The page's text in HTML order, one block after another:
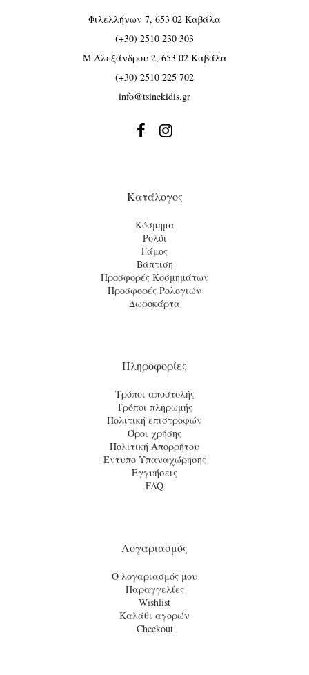
Φιλελλήνων 7, 653 02 Καβάλα
(+30) 2510 230 303
Μ.Αλεξάνδρου 2, 653 02 Καβάλα
(+30) 2510 225 702
info@tsinekidis.gr
 
Κατάλογος
Κόσμημα
Ρολόι
Γάμος
Βάπτιση
Προσφορές Κοσμημάτων
Προσφορές Ρολογιών
Δωροκάρτα
Πληροφορίες
Τρόποι αποστολής
Τρόποι πληρωμής
Πολιτική επιστροφών
Όροι χρήσης
Πολιτική Απορρήτου
Έντυπο Υπαναχώρησης
Εγγυήσεις
FAQ
Λογαριασμός
Ο λογαριασμός μου
Παραγγελίες
Wishlist
Καλάθι αγορών
Checkout